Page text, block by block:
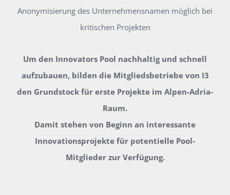
Anonymisierung des Unternehmensnamen möglich bei
kritischen Projekten
Um den Innovators Pool nachhaltig und schnell
aufzubauen, bilden die Mitgliedsbetriebe von I3
den Grundstock für erste Projekte im Alpen-Adria-
Raum.
Damit stehen von Beginn an interessante
Innovationsprojekte für potentielle Pool-
Mitglieder zur Verfügung.